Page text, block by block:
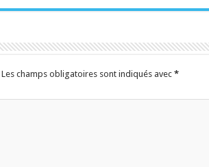
Les champs obligatoires sont indiqués avec *